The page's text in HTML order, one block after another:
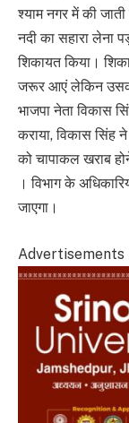
श्याम नगर में की
नदी का सहारा लेना
शिकायत किया।
जरूर आएं लेकिन
भाजपा नेता विकास
कराया, विकास सिंह
को चापाकल खराब
। विभाग के
जाएगा।
Advertisements